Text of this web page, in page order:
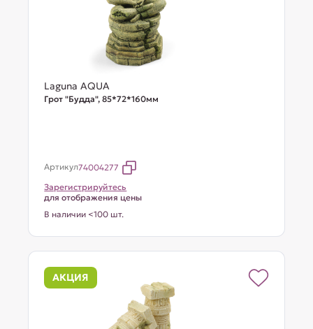
Laguna AQUA
Грот "Будда", 85*72*160мм
Артикул74004277
Зарегистрируйтесь
для отображения цены
В наличии <100 шт.
АКЦИЯ